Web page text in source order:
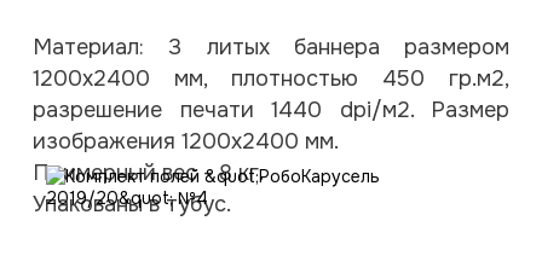
Материал: 3 литых баннера размером
1200х2400 мм, плотностью 450 гр.м2,
разрешение печати 1440 dpi/м2. Размер
изображения 1200х2400 мм.
Примерный вес - 8 кг.
Упакованы в тубус.